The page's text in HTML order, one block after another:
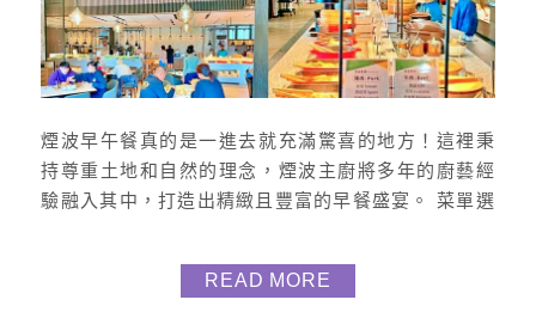
煙波早午餐真的是一進去就充滿驚喜的地方！這裡秉
持尊重土地和自然的理念，煙波主廚將多年的廚藝經
驗融入其中，打造出精緻且豐富的早餐盛宴。 菜單選
試的招牌菜，來到煙波的朋友一定不要錯過！他們很
厲害的是選用超高端食材，如龍蝦、和牛、松露等珍
READ MORE